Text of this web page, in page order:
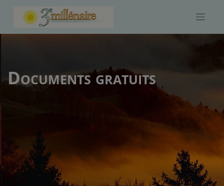
Documents gratuits